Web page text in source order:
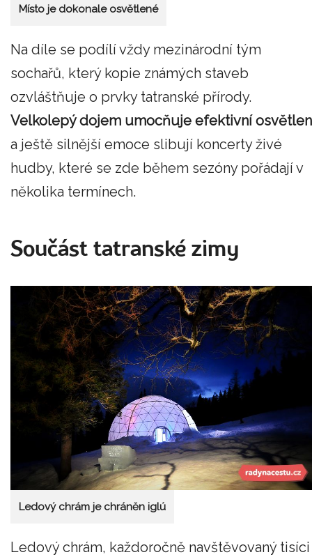
Místo je dokonale osvětlené
Na díle se podílí vždy mezinárodní tým
sochařů, který kopie známých staveb
ozvláštňuje o prvky tatranské přírody.
Velkolepý dojem umocňuje efektivní
a ještě silnější emoce slibují koncerty živé
hudby, které se zde během sezóny pořádají v
několika termínech.
Součást tatranské zimy
Ledový chrám je chráněn iglú
Ledový chrám, každoročně navštěvovaný tisíci